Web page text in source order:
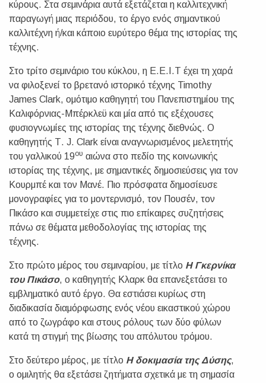
κύρους. Στα σεμινάρια αυτά εξετάζεται η καλλιτεχνική
παραγωγή μιας περιόδου, το έργο ενός σημαντικού
καλλιτέχνη ή/και κάποιο ευρύτερο θέμα της ιστορίας της
τέχνης.
Στο τρίτο σεμινάριο του κύκλου, η E.E.I.T έχει τη χαρά
να φιλοξενεί το βρετανό ιστορικό τέχνης Timothy
James Clark, ομότιμο καθηγητή του Πανεπιστημίου της
Καλιφόρνιας-Μπέρκλεϋ και μία από τις εξέχουσες
φυσιογνωμίες της ιστορίας της τέχνης διεθνώς. Ο
καθηγητής Τ. J. Clark είναι αναγνωρισμένος μελετητής
του γαλλικού 19ου αιώνα στο πεδίο της κοινωνικής
ιστορίας της τέχνης, με σημαντικές δημοσιεύσεις για τον
Κουρμπέ και τον Μανέ. Πιο πρόσφατα δημοσίευσε
μονογραφίες για το μοντερνισμό, τον Πουσέν, τον
Πικάσο και συμμετείχε στις πιο επίκαιρες συζητήσεις
πάνω σε θέματα μεθοδολογίας της ιστορίας της
τέχνης.
Στο πρώτο μέρος του σεμιναρίου, με τίτλο Η Γκερνίκα
του Πικάσο, ο καθηγητής Κλαρκ θα επανεξετάσει το
εμβληματικό αυτό έργο. Θα εστιάσει κυρίως στη
διαδικασία διαμόρφωσης ενός νέου εικαστικού χώρου
από το ζωγράφο και στους ρόλους των δύο φύλων
κατά τη στιγμή της βίωσης του απόλυτου τρόμου.
Στο δεύτερο μέρος, με τίτλο Η δοκιμασία της Δύσης,
ο ομιλητής θα εξετάσει ζητήματα σχετικά με τη σημασία